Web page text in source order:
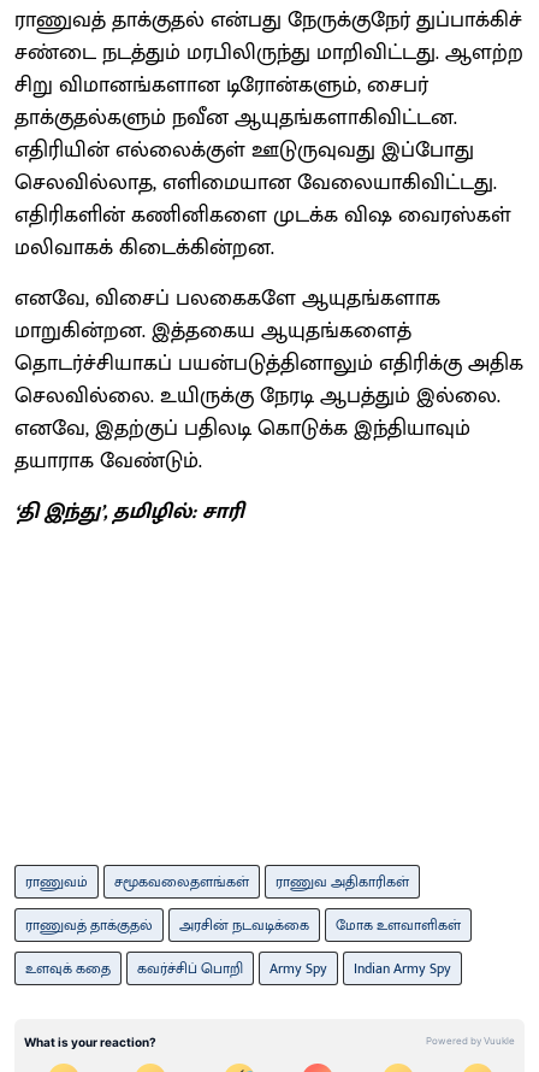
ராணுவத் தாக்குதல் என்பது நேருக்குநேர் துப்பாக்கிச்
சண்டை நடத்தும் மரபிலிருந்து மாறிவிட்டது. ஆளற்ற
சிறு விமானங்களான டிரோன்களும், சைபர்
தாக்குதல்களும் நவீன ஆயுதங்களாகிவிட்டன.
எதிரியின் எல்லைக்குள் ஊடுருவுவது இப்போது
செலவில்லாத, எளிமையான வேலையாகிவிட்டது.
எதிரிகளின் கணினிகளை முடக்க விஷ வைரஸ்கள்
மலிவாகக் கிடைக்கின்றன.
எனவே, விசைப் பலகைகளே ஆயுதங்களாக
மாறுகின்றன. இத்தகைய ஆயுதங்களைத்
தொடர்ச்சியாகப் பயன்படுத்தினாலும் எதிரிக்கு அதிக
செலவில்லை. உயிருக்கு நேரடி ஆபத்தும் இல்லை.
எனவே, இதற்குப் பதிலடி கொடுக்க இந்தியாவும்
தயாராக வேண்டும்.
‘தி இந்து’, தமிழில்: சாரி
ராணுவம் சமூகவலைதளங்கள்
ராணுவ அதிகாரிகள்
ராணுவத் தாக்குதல்
அரசின் நடவடிக்கை
மோக உளவாளிகள்
உளவுக் கதை
கவர்ச்சிப் பொறி Army Spy Indian Army Spy